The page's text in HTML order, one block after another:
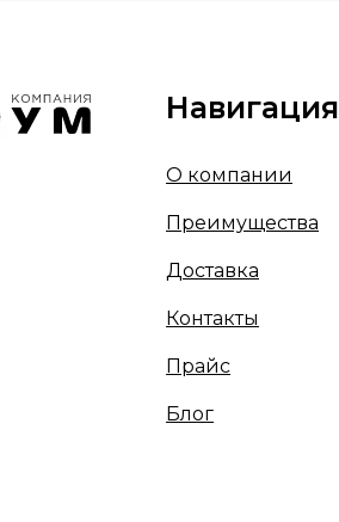
О компании
Преимущества
Доставка
Контакты
Прайс
Блог
Навигация